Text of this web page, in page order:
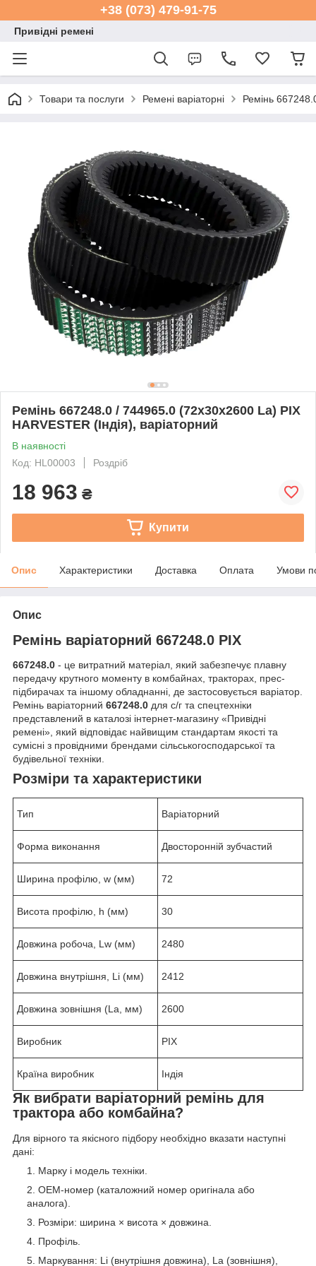
+38 (073) 479-91-75
Привідні ремені
Товари та послуги Ремені варіаторні Ремінь
Ремінь 667248.0 / 744965.0 (72x30x2600 La) PIX
HARVESTER (Індія), варіаторний
В наявності
Код: HL00003
Роздріб
18 963 ₴
Купити
Опис Характеристики Доставка Оплата Умови
Опис
Ремінь варіаторний 667248.0 PIX
667248.0 - це витратний матеріал, який забезпечує плавну
передачу крутного моменту в комбайнах, тракторах, прес-
підбирачах та іншому обладнанні, де застосовується варіатор.
Ремінь варіаторний 667248.0 для с/г та спецтехніки
представлений в каталозі інтернет-магазину «Привідні
ремені», який відповідає найвищим стандартам якості та
сумісні з провідними брендами сільськогосподарської та
будівельної техніки.
Розміри та характеристики
Тип Варіаторний
Форма виконання Двосторонній зубчастий
Ширина профілю, w (мм) 72
Висота профілю, h (мм) 30
Довжина робоча, Lw (мм) 2480
Довжина внутрішня, Li (мм) 2412
Довжина зовнішня (La, мм) 2600
Виробник PIX
Країна виробник Індія
Як вибрати варіаторний ремінь для
трактора або комбайна?
Для вірного та якісного підбору необхідно вказати наступні
дані:
Марку і модель техніки.
OEM‑номер (каталожний номер оригінала або
аналога).
Розміри: ширина × висота × довжина.
Профіль.
Маркування: Li (внутрішня довжина), La (зовнішня),